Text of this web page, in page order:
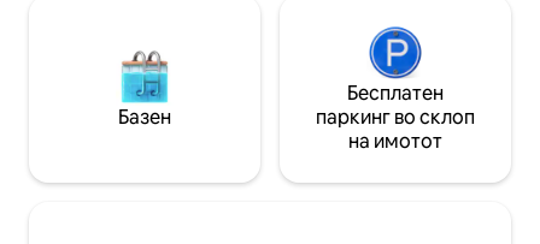
Базен
Бесплатен
паркинг во склоп
на имотот